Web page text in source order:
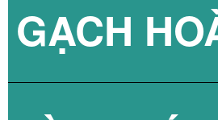
GẠCH